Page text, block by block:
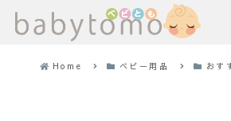
Home ベビー用品 おす